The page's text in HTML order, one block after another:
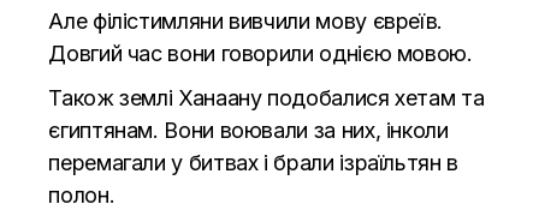
Але філістимляни вивчили мову євреїв.
Довгий час вони говорили однією мовою.
Також землі Ханаану подобалися хетам та
єгиптянам. Вони воювали за них, інколи
перемагали у битвах і брали ізраїльтян в
полон.